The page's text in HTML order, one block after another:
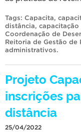
Tags: Capacita,
distância, capacitação
Coordenação de
Reitoria de Gestão de
administrativos.
Projeto
inscrições
distância
25/04/2022